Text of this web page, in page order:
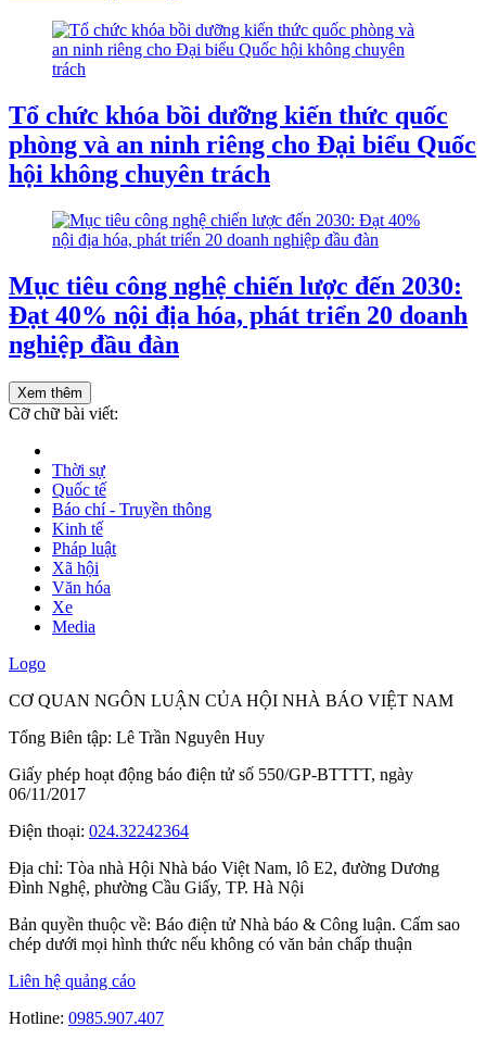
Tổ chức khóa bồi dưỡng kiến thức quốc
phòng và an ninh riêng cho Đại biểu Quốc
hội không chuyên trách
Mục tiêu công nghệ chiến lược đến 2030:
Đạt 40% nội địa hóa, phát triển 20 doanh
nghiệp đầu đàn
Xem thêm
Cỡ chữ bài viết:
Thời sự
Quốc tế
Báo chí - Truyền thông
Kinh tế
Pháp luật
Xã hội
Văn hóa
Xe
Media
Logo
CƠ QUAN NGÔN LUẬN CỦA HỘI NHÀ BÁO VIỆT NAM
Tổng Biên tập: Lê Trần Nguyên Huy
Giấy phép hoạt động báo điện tử số 550/GP-BTTTT, ngày
06/11/2017
Điện thoại: 024.32242364
Địa chỉ: Tòa nhà Hội Nhà báo Việt Nam, lô E2, đường Dương
Đình Nghệ, phường Cầu Giấy, TP. Hà Nội
Bản quyền thuộc về: Báo điện tử Nhà báo & Công luận. Cấm sao
chép dưới mọi hình thức nếu không có văn bản chấp thuận
Liên hệ quảng cáo
Hotline: 0985.907.407